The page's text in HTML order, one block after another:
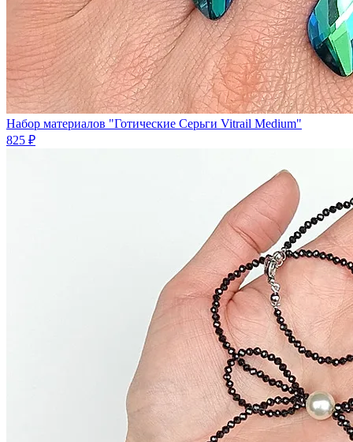
Набор материалов "Готические Серьги Vitrail Medium"
825 ₽